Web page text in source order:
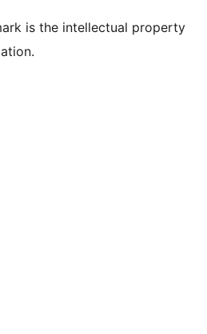
is the intellectual property